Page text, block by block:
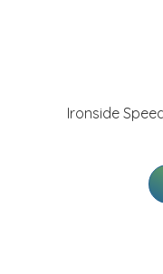
Ironside